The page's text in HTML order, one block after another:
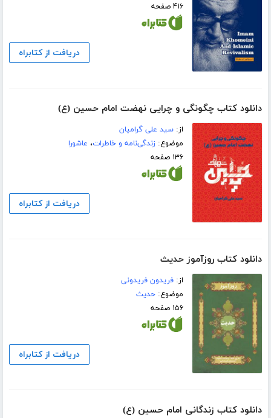
۴۱۶ صفحه
دریافت از کتابراه
دانلود کتاب چگونگی و چرایی نهضت امام حسین (ع)
از:سید علی گرامیان
موضوع:زندگی‌نامه و خاطرات، عاشورا
۱۳۶ صفحه
دریافت از کتابراه
دانلود کتاب روزآموز حدیث
از:فریدون فریدونی
موضوع:حدیث
۱۵۶ صفحه
دریافت از کتابراه
دانلود کتاب زندگانی امام حسین (ع)